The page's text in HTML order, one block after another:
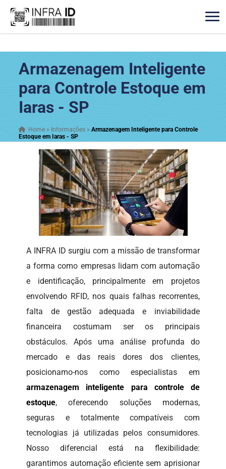
Armazenagem Inteligente
para Controle Estoque em
Iaras - SP
Home » Informações »Armazenagem Inteligente para Controle
Estoque em Iaras - SP
A INFRA ID surgiu com a missão de transformar
a forma como empresas lidam com automação
e identificação, principalmente em projetos
envolvendo RFID, nos quais falhas recorrentes,
falta de gestão adequada e inviabilidade
financeira costumam ser os principais
obstáculos. Após uma análise profunda do
mercado e das reais dores dos clientes,
posicionamo-nos como especialistas em
armazenagem inteligente para controle de
estoque, oferecendo soluções modernas,
seguras e totalmente compatíveis com
tecnologias já utilizadas pelos consumidores.
Nosso diferencial está na flexibilidade:
garantimos automação eficiente sem aprisionar